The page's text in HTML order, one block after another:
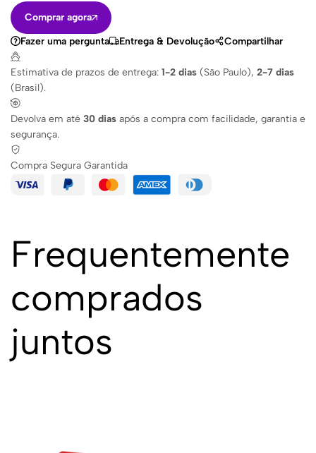
Comprar agora
Fazer uma pergunta
Entrega & Devolução Compartilhar
Estimativa de prazos de entrega: 1-2 dias (São Paulo), 2-7 dias
(Brasil).
Devolva em até 30 dias após a compra com facilidade, garantia e
segurança.
Compra Segura Garantida
Frequentemente
comprados
juntos